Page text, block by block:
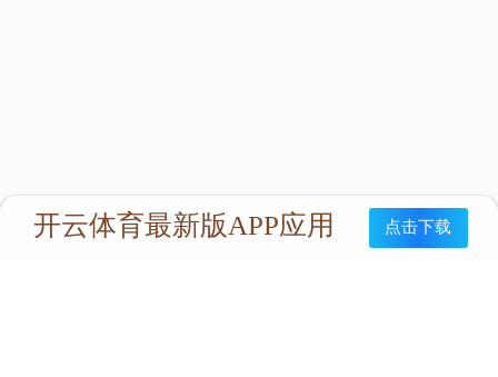
立即咨询： 联系我们